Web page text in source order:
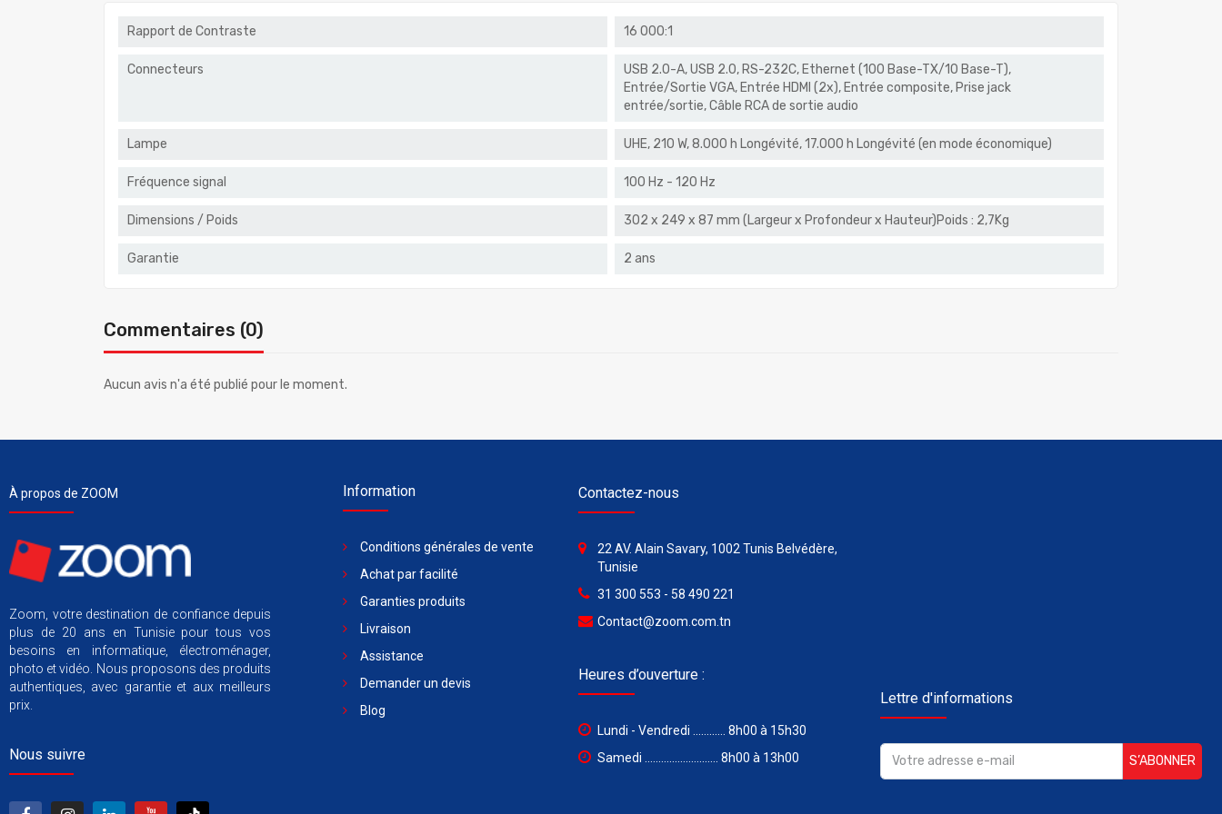
Rapport de Contraste 16 000:1
Connecteurs
USB 2.0-A, USB 2.0, RS-232C, Ethernet (100 Base-TX/10 Base-T),
Entrée/Sortie VGA, Entrée HDMI (2x), Entrée composite, Prise jack
entrée/sortie, Câble RCA de sortie audio
Lampe UHE, 210 W, 8.000 h Longévité, 17.000 h Longévité (en mode économique)
Fréquence signal 100 Hz - 120 Hz
Dimensions / Poids 302‎ x 249 x 87 mm (Largeur x Profondeur x Hauteur)Poids : 2,7Kg
Garantie 2 ans
Commentaires (0)
Aucun avis n'a été publié pour le moment.
À propos de ZOOM
Zoom, votre destination de confiance depuis
plus de 20 ans en Tunisie pour tous vos
besoins en informatique, électroménager,
photo et vidéo. Nous proposons des produits
authentiques, avec garantie et aux meilleurs
prix.
Nous suivre
Information
Conditions générales de vente
Achat par facilité
Garanties produits
Livraison
Assistance
Demander un devis
Blog
Contactez-nous
22 AV. Alain Savary, 1002 Tunis Belvédère,
Tunisie
31 300 553 - 58 490 221
Contact@zoom.com.tn
Heures d’ouverture :
Lundi - Vendredi ............ 8h00 à 15h30
Samedi ........................... 8h00 à 13h00
Lettre d'informations
S’ABONNER